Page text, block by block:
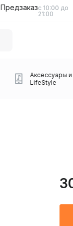
Предзаказс 10:00 до
21:00
Аксессуары и
LifeStyle